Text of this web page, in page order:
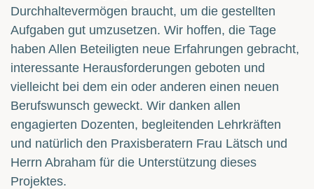
Durchhaltevermögen braucht, um die gestellten
Aufgaben gut umzusetzen. Wir hoffen, die Tage
haben Allen Beteiligten neue Erfahrungen gebracht,
interessante Herausforderungen geboten und
vielleicht bei dem ein oder anderen einen neuen
Berufswunsch geweckt. Wir danken allen
engagierten Dozenten, begleitenden Lehrkräften
und natürlich den Praxisberatern Frau Lätsch und
Herrn Abraham für die Unterstützung dieses
Projektes.